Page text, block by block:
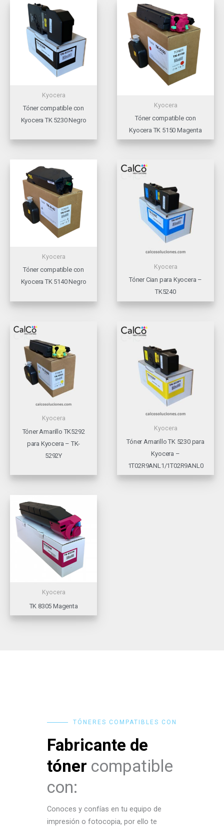
Kyocera
Tóner compatible con
Kyocera TK 5230 Negro
Kyocera
Tóner compatible con
Kyocera TK 5150 Magenta
Kyocera
Tóner compatible con
Kyocera TK 5140 Negro
Kyocera
Tóner Cian para Kyocera –
TK5240
Kyocera
Tóner Amarillo TK5292
para Kyocera – TK-
5292Y
Kyocera
Tóner Amarillo TK 5230 para
Kyocera –
1T02R9ANL1/1T02R9ANL0
Kyocera
TK 8305 Magenta
TÓNERES COMPATIBLES CON
Fabricante de
tóner compatible
con:
Conoces y confías en tu equipo de
impresión o fotocopia, por ello te